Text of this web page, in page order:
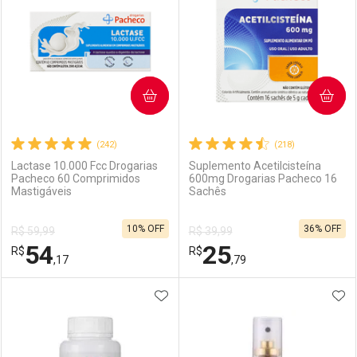
(242)
Lactase 10.000 Fcc Drogarias
Pacheco 60 Comprimidos
Mastigáveis
R$ 59,99
R$54,17
10% OFF
COMPRAR
Laboratório
Por Menos
(218)
Suplemento Acetilcisteína
600mg Drogarias Pacheco 16
Sachês
R$ 39,99
R$25,79
36% OFF
COMPRAR
Laboratório
Por Menos
ADICIONAR AOS FAVORITOS